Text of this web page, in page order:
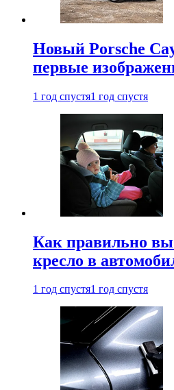
Новый Porsche
первые
1 год спустя1 год спустя
Как правильно
кресло в
1 год спустя1 год спустя